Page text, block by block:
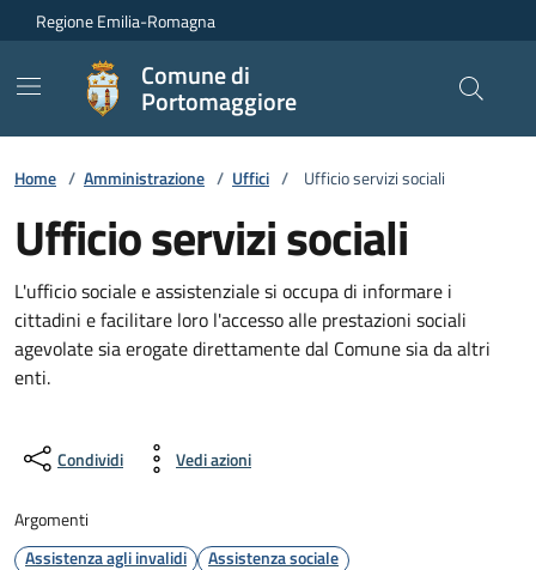
Vai ai contenuti
Vai al footer
Regione Emilia-Romagna
Comune di
Portomaggiore
Home / Amministrazione / Uffici / Ufficio servizi sociali
Ufficio servizi sociali
L'ufficio sociale e assistenziale si occupa di informare i
cittadini e facilitare loro l'accesso alle prestazioni sociali
agevolate sia erogate direttamente dal Comune sia da altri
enti.
Condividi Vedi azioni
Argomenti
Assistenza agli invalidi
Assistenza sociale